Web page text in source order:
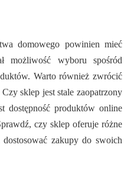
domowego powinien mieć
możliwość wyboru spośród
Warto również zwrócić
sklep jest stale zaopatrzony
dostępność produktów online
czy sklep oferuje różne
zakupy do swoich